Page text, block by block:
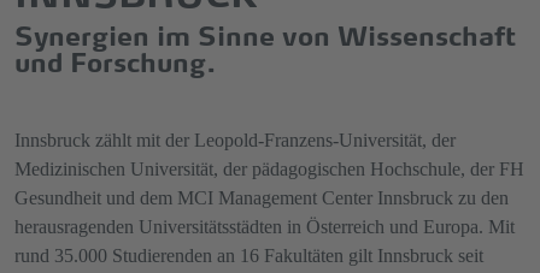
Synergien im Sinne von Wissenschaft
und Forschung.
Innsbruck zählt mit der Leopold-Franzens-Universität, der
Medizinischen Universität, der pädagogischen Hochschule, der FH
Gesundheit und dem MCI Management Center Innsbruck zu den
herausragenden Universitätsstädten in Österreich und Europa. Mit
rund 35.000 Studierenden an 16 Fakultäten gilt Innsbruck seit